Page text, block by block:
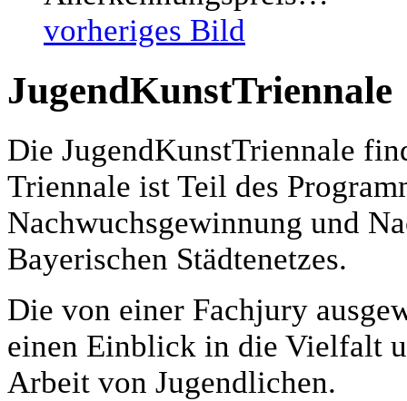
vorheriges Bild
JugendKunstTriennale
Die JugendKunstTriennale
Triennale ist Teil des
Nachwuchsgewinnung und
Bayerischen Städtenetzes.
Die von einer Fachjury
einen Einblick in die Vielfalt
Arbeit von Jugendlichen.